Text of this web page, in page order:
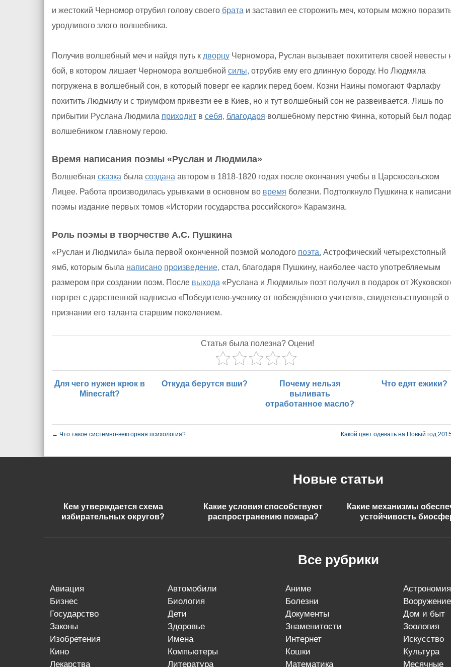
и жестокий Черномор отрубил голову своего брата и заставил ее сторожить меч, которым можно
уродливого злого волшебника.
Получив волшебный меч и найдя путь к дворцуЧерномора, Руслан вызывает похитителя своей невесты
бой, в котором лишает Черномора волшебной силы, отрубив ему его длинную бороду. Но Людмила
погружена в волшебный сон, в который поверг ее карлик перед боем. Козни Наины помогают Фарлафу
похитить Людмилу и с триумфом привезти ее в Киев, но и тут волшебный сон не развеивается. Лишь по
прибытии Руслана Людмила приходитв себя, благодаря волшебному перстню Финна, который был
волшебником главному герою.
Время написания поэмы «Руслан и Людмила»
Волшебная сказка была создана автором в 1818-1820 годах после окончания учебы в Царскосельском
Лицее. Работа производилась урывками в основном во время болезни. Подтолкнуло Пушкина к
поэмы издание первых томов «Истории государства российского» Карамзина.
Роль поэмы в творчестве А.С. Пушкина
«Руслан и Людмила» была первой оконченной поэмой молодого поэта. Астрофический четырехстопный
ямб, которым была написано произведение, стал, благодаря Пушкину, наиболее часто употребляемым
размером при создании поэм. После выхода «Руслана и Людмилы» поэт получил в подарок от
портрет с дарственной надписью «Победителю-ученику от побеждённого учителя», свидетельствующей о
признании его таланта старшим поколением.
Статья была полезна? Оцени!
Для чего нужен крюк в
Minecraft?
Откуда берутся вши?
Почему нельзя
выливать
отработанное масло?
Что едят ежики?
← Что такое системно-векторная психология? Какой цвет одевать на Новый год
Новые статьи
Кем утверждается схема
избирательных округов?
Какие условия способствуют
распространению пожара?
Какие механизмы
устойчивость
Все рубрики
авиация автомобили аниме астрономия
бизнес
биология болезни вооружение
государство
дети документы дом и быт
законы
здоровье знаменитости зоология
изобретения
имена интернет искусство
кино
компьютеры кошки культура
лекарства
литература математика месячные